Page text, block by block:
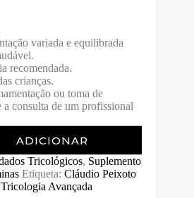
variada e equilibrada
recomendada.
crianças.
ou toma de
a consulta de um profissional
ADICIONAR
Tricológicos, Suplemento
Etiqueta: Cláudio Peixoto
Avançada